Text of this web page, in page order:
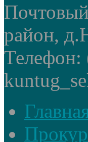
район,
Телефон: